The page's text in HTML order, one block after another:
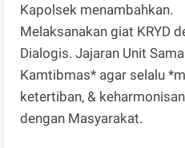
Kapolsek menambahkan.
Melaksanakan giat KRYD
Dialogis. Jajaran Unit
Kamtibmas* agar selalu
ketertiban, &
dengan Masyarakat.